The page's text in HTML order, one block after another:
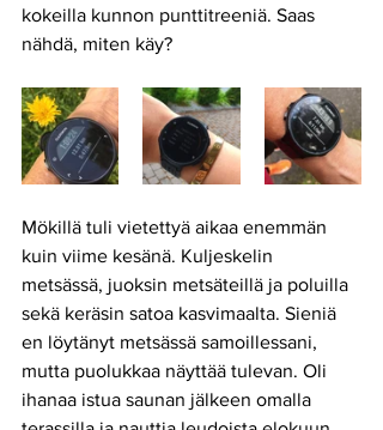
kokeilla kunnon punttitreeniä. Saas
nähdä, miten käy?
Mökillä tuli vietettyä aikaa enemmän
kuin viime kesänä. Kuljeskelin
metsässä, juoksin metsäteillä ja poluilla
sekä keräsin satoa kasvimaalta. Sieniä
en löytänyt metsässä samoillessani,
mutta puolukkaa näyttää tulevan. Oli
ihanaa istua saunan jälkeen omalla